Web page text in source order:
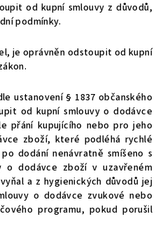
od kupní smlouvy z důvodů,
podmínky.
je oprávněn odstoupit od kupní
ustanovení § 1837 občanského
od kupní smlouvy o dodávce
přání kupujícího nebo pro jeho
zboží, které podléhá rychlé
dodání nenávratně smíšeno s
o dodávce zboží v uzavřeném
a z hygienických důvodů jej
o dodávce zvukové nebo
programu, pokud porušil